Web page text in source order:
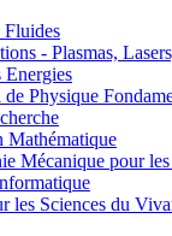
- Plasmas,
Physique
Mécanique pour
les Sciences du